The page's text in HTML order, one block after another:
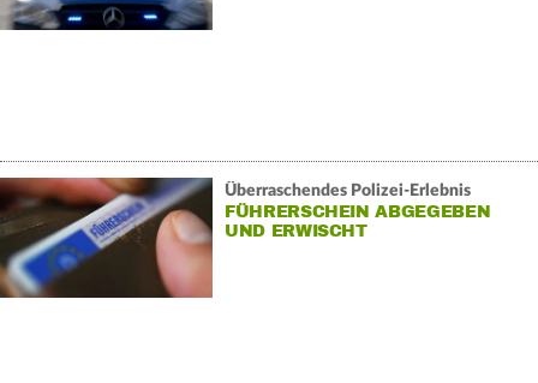
Überraschendes Polizei-Erlebnis
FÜHRERSCHEIN ABGEGEBEN
UND ERWISCHT